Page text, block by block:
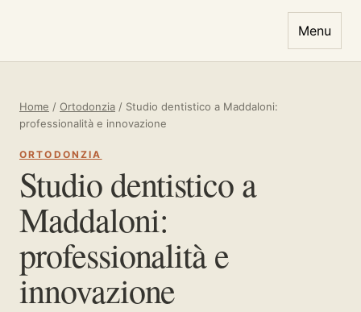
Menu
Home / Ortodonzia / Studio dentistico a Maddaloni:
professionalità e innovazione
ORTODONZIA
Studio dentistico a
Maddaloni:
professionalità e
innovazione